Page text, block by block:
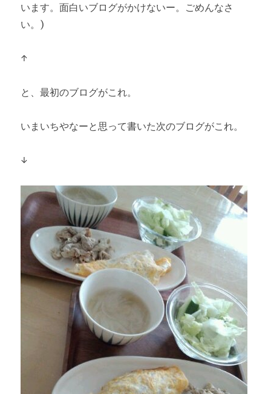
います。面白いブログがかけないー。ごめんなさ
い。)
↑
と、最初のブログがこれ。
いまいちやなーと思って書いた次のブログがこれ。
↓